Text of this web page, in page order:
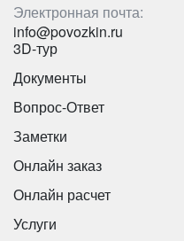
Электронная почта:
info@povozkin.ru
3D-тур
Документы
Вопрос-Ответ
Заметки
Онлайн заказ
Онлайн расчет
Услуги